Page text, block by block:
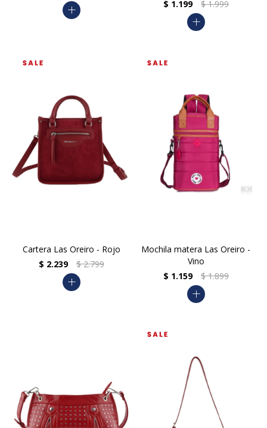
add
$ 1.199 $ 1.999
add
Cartera Las Oreiro - Rojo
$ 2.239 $ 2.799
add
Mochila matera Las Oreiro -
Vino
$ 1.159 $ 1.899
add